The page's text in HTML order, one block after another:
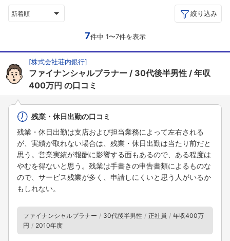
新着順 絞り込み
7件中 1〜7件を表示
[株式会社荘内銀行]
ファイナンシャルプラナー 30代後半男性
年収
400万円 の口コミ
残業・休日出勤の口コミ
残業・休日出勤は支店および担当業務によって左右される
が、実績が取れない場合は、残業・休日出勤は当たり前だと
思う。営業実績が報酬に影響する面もあるので、ある程度は
やむを得ないと思う。残業は手書きの申告書類によるものな
ので、サービス残業が多く、申請しにくいと思う人がいるか
もしれない。
ファイナンシャルプラナー 30代後半男性 正社員
年収400万
円
2010年度